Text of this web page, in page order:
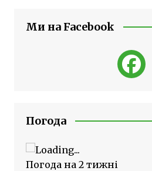
Ми на Facebook
Погода
Погода на 2 тижні